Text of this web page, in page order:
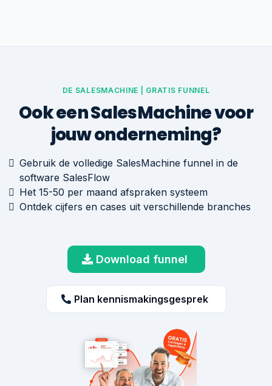
DE SALESMACHINE | GRATIS FUNNEL
Ook een SalesMachine voor
jouw onderneming?
Gebruik de volledige SalesMachine funnel in de
software SalesFlow
Het 15-50 per maand afspraken systeem
Ontdek cijfers en cases uit verschillende branches
Download funnel
Plan kennismakingsgesprek